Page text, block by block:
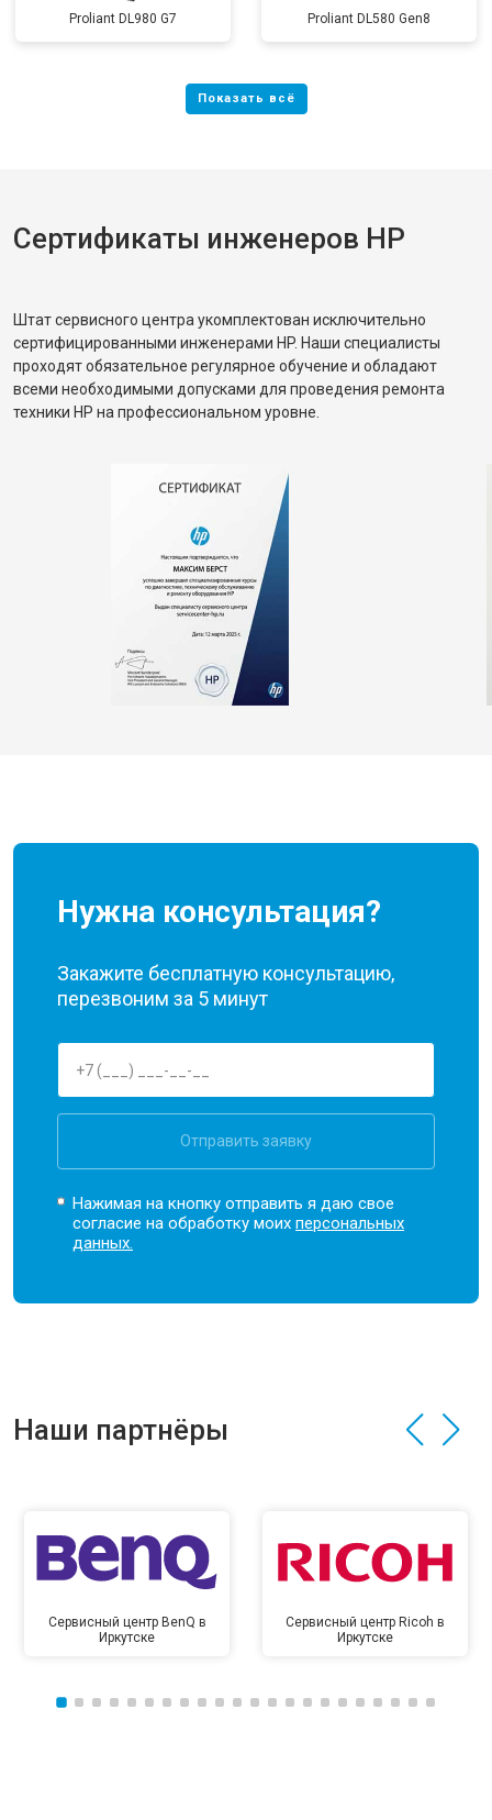
Proliant DL980 G7 Proliant DL580 Gen8
Сертификаты инженеров HP
Штат сервисного центра укомплектован исключительно
сертифицированными инженерами HP. Наши специалисты
проходят обязательное регулярное обучение и обладают
всеми необходимыми допусками для проведения ремонта
техники HP на профессиональном уровне.
Нужна консультация?
Закажите бесплатную консультацию,
перезвоним за 5 минут
Отправить заявку
Нажимая на кнопку отправить я даю свое
согласие на обработку моихперсональных
данных.
Наши партнёры
Сервисный центр BenQ в
Иркутске
Сервисный центр Ricoh в
Иркутске